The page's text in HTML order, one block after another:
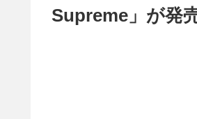
Supreme」が発